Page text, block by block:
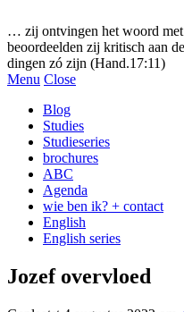
… zij ontvingen het woord
beoordeelden zij kritisch aan
dingen zó zijn (Hand.17:11)
Menu Close
Blog
Studies
Studieseries
brochures
ABC
Agenda
wie ben ik? + contact
English
English series
Jozef overvloed